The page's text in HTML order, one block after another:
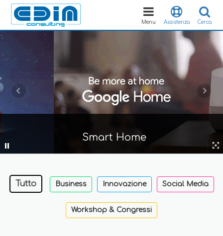
Cerca
Assistenza
Toggle
navigation
Menu
Smart Home
Tutto Business Innovazione Social Media
Workshop & Congressi